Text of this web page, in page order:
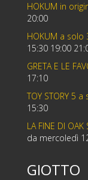
HOKUM in
20:00
HOKUM a solo
15:30 19:00
GRETA E LE
17:10
TOY STORY 5
15:30
LA FINE DI OAK
da mercoledì
GIOTTO